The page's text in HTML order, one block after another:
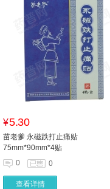
¥5.30
苗老爹 永磁跌打止痛贴
75mm*90mm*4贴
0
0
查看详情